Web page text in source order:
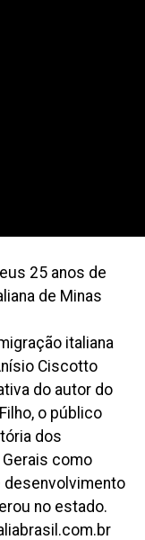
25 anos de
de Minas
italiana
Ciscotto
do autor do
o público
dos
como
desenvolvimento
no estado.